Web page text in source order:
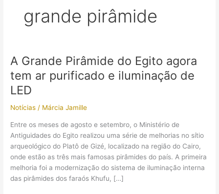
grande pirâmide
A Grande Pirâmide do Egito agora
tem ar purificado e iluminação de
LED
Notícias / Márcia Jamille
Entre os meses de agosto e setembro, o Ministério de
Antiguidades do Egito realizou uma série de melhorias no sítio
arqueológico do Platô de Gizé, localizado na região do Cairo,
onde estão as três mais famosas pirâmides do país. A primeira
melhoria foi a modernização do sistema de iluminação interna
das pirâmides dos faraós Khufu, […]